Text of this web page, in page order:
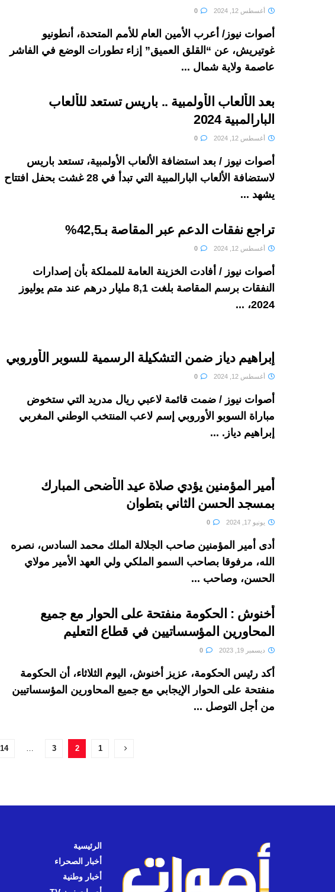
أغسطس 12, 2024
أصوات نيوز/ أعرب الأمين العام للأمم المتحدة، أنطونيو
غوتيريش، عن “القلق العميق” إزاء تطورات الوضع في الفاشر
عاصمة ولاية شمال ...
بعد الألعاب الأولمبية .. باريس تستعد للألعاب
البارالمبية 2024
أغسطس 12, 2024
أصوات نيوز / بعد استضافة الألعاب الأولمبية، تستعد باريس
لاستضافة الألعاب البارالمبية التي تبدأ في 28 غشت بحفل افتتاح
يشهد ...
تراجع نفقات الدعم عبر المقاصة بـ42,5%
أغسطس 12, 2024
أصوات نيوز / أفادت الخزينة العامة للمملكة بأن إصدارات
النفقات برسم المقاصة بلغت 8,1 مليار درهم عند متم يوليوز
2024، ...
إبراهيم دياز ضمن التشكيلة الرسمية للسوبر الأوروبي
أغسطس 12, 2024
أصوات نيوز / ضمت قائمة لاعبي ريال مدريد التي ستخوض
مباراة السوبو الأوروبي إسم لاعب المنتخب الوطني المغربي
إبراهيم دياز. ...
أمير المؤمنين يؤدي صلاة عيد الأضحى المبارك
بمسجد الحسن الثاني بتطوان
يونيو 17, 2024
أدى أمير المؤمنين صاحب الجلالة الملك محمد السادس، نصره
الله، مرفوقا بصاحب السمو الملكي ولي العهد الأمير مولاي
الحسن، وصاحب ...
أخنوش : الحكومة منفتحة على الحوار مع جميع
المحاورين المؤسساتيين في قطاع التعليم
ديسمبر 19, 2023
أكد رئيس الحكومة، عزيز أخنوش، اليوم الثلاثاء، أن الحكومة
منفتحة على الحوار الإيجابي مع جميع المحاورين المؤسساتيين
من أجل التوصل ...
1
2
3
14
الرئيسية
أخبار الصحراء
أخبار وطنية